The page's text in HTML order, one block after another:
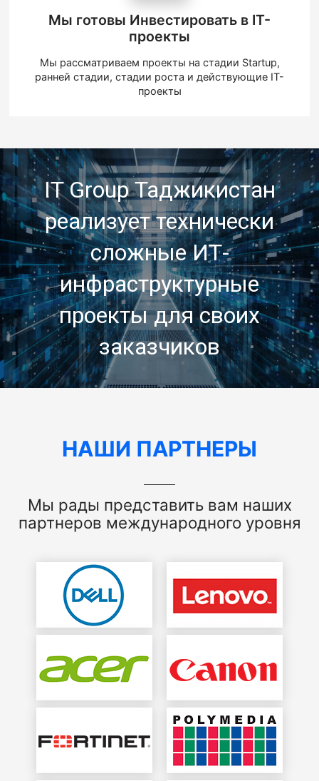
Мы готовы Инвестировать в IT-
проекты
Мы рассматриваем проекты на стадии Startup,
ранней стадии, стадии роста и действующие IT-
проекты
IT Group Таджикистан
реализует технически
сложные ИТ-
инфраструктурные
проекты для своих
заказчиков
НАШИ ПАРТНЕРЫ
Мы рады представить вам наших
партнеров международного уровня